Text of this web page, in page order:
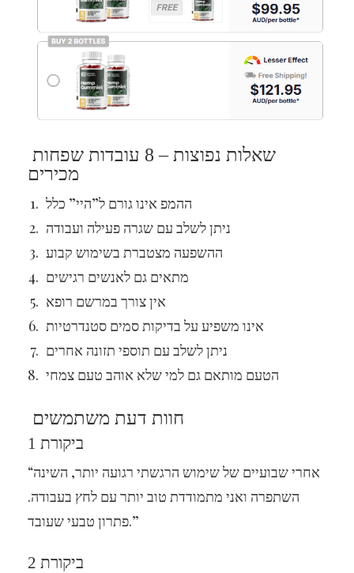
מכירים
ההמפ אינו גורם ל”היי” כלל
ניתן לשלב עם שגרה פעילה ועבודה
ההשפעה מצטברת בשימוש קבוע
מתאים גם לאנשים רגישים
אין צורך במרשם רופא
אינו משפיע על בדיקות סמים סטנדרטיות
ניתן לשלב עם תוספי תזונה אחרים
הטעם מותאם גם למי שלא אוהב טעם צמחי
חוות דעת משתמשים
ביקורת 1
“אחרי שבועיים של שימוש הרגשתי רגועה יותר, השינה
השתפרה ואני מתמודדת טוב יותר עם לחץ בעבודה.
פתרון טבעי שעובד.”
ביקורת 2